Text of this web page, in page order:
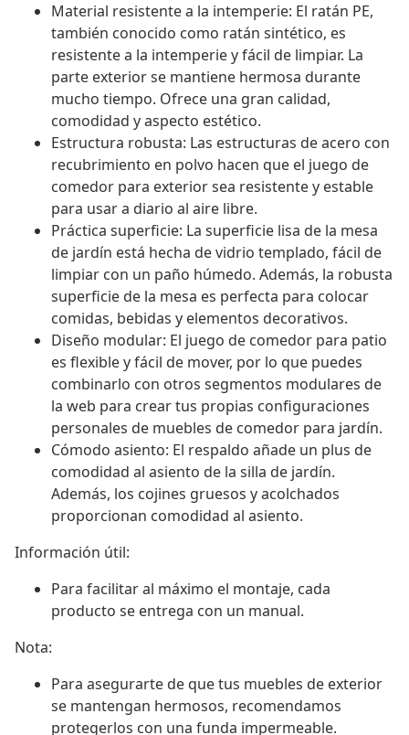
Material resistente a la intemperie: El ratán PE,
también conocido como ratán sintético, es
resistente a la intemperie y fácil de limpiar. La
parte exterior se mantiene hermosa durante
mucho tiempo. Ofrece una gran calidad,
comodidad y aspecto estético.
Estructura robusta: Las estructuras de acero con
recubrimiento en polvo hacen que el juego de
comedor para exterior sea resistente y estable
para usar a diario al aire libre.
Práctica superficie: La superficie lisa de la mesa
de jardín está hecha de vidrio templado, fácil de
limpiar con un paño húmedo. Además, la robusta
superficie de la mesa es perfecta para colocar
comidas, bebidas y elementos decorativos.
Diseño modular: El juego de comedor para patio
es flexible y fácil de mover, por lo que puedes
combinarlo con otros segmentos modulares de
la web para crear tus propias configuraciones
personales de muebles de comedor para jardín.
Cómodo asiento: El respaldo añade un plus de
comodidad al asiento de la silla de jardín.
Además, los cojines gruesos y acolchados
proporcionan comodidad al asiento.
Información útil:
Para facilitar al máximo el montaje, cada
producto se entrega con un manual.
Nota:
Para asegurarte de que tus muebles de exterior
se mantengan hermosos, recomendamos
protegerlos con una funda impermeable.